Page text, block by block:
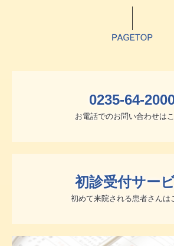
0235-64-
お電話でのお問い合わせは
初診受付サー
初めて来院される患者さんは